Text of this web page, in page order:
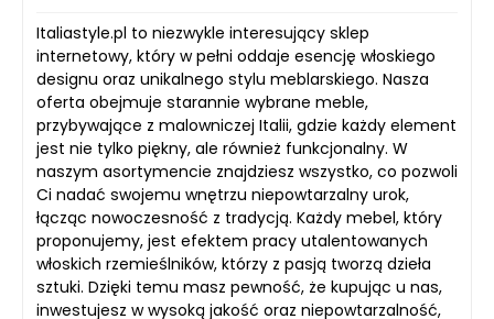
Italiastyle.pl to niezwykle interesujący sklep
internetowy, który w pełni oddaje esencję włoskiego
designu oraz unikalnego stylu meblarskiego. Nasza
oferta obejmuje starannie wybrane meble,
przybywające z malowniczej Italii, gdzie każdy element
jest nie tylko piękny, ale również funkcjonalny. W
naszym asortymencie znajdziesz wszystko, co pozwoli
Ci nadać swojemu wnętrzu niepowtarzalny urok,
łącząc nowoczesność z tradycją. Każdy mebel, który
proponujemy, jest efektem pracy utalentowanych
włoskich rzemieślników, którzy z pasją tworzą dzieła
sztuki. Dzięki temu masz pewność, że kupując u nas,
inwestujesz w wysoką jakość oraz niepowtarzalność,